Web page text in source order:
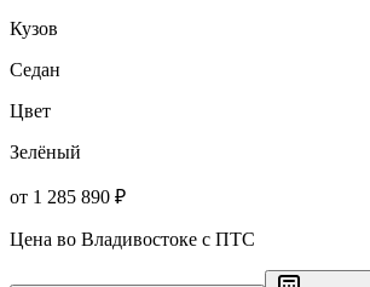
Кузов
Седан
Цвет
Зелёный
от 1 285 890 ₽
Цена во Владивостоке с ПТС